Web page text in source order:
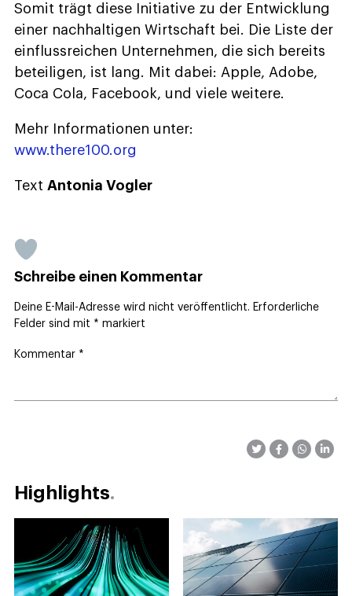
Somit trägt diese Initiative zu der Entwicklung
einer nachhaltigen Wirtschaft bei. Die Liste der
einflussreichen Unternehmen, die sich bereits
beteiligen, ist lang. Mit dabei: Apple, Adobe,
Coca Cola, Facebook, und viele weitere.
Mehr Informationen unter:
www.there100.org
Text Antonia Vogler
Schreibe einen Kommentar
Deine E-Mail-Adresse wird nicht veröffentlicht. Erforderliche
Felder sind mit * markiert
Kommentar *
Highlights